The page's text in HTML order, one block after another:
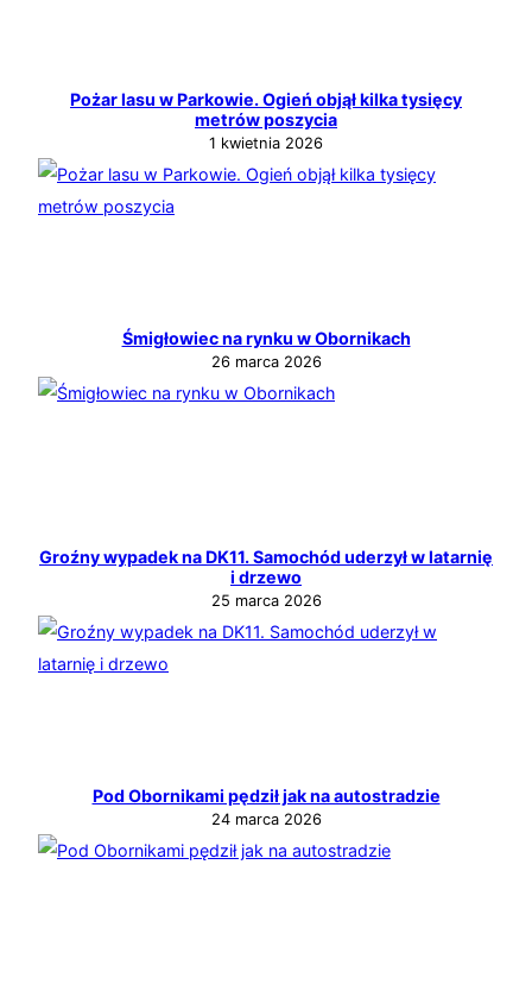
Pożar lasu w Parkowie. Ogień objął kilka tysięcy
metrów poszycia
1 kwietnia 2026
Śmigłowiec na rynku w Obornikach
26 marca 2026
Groźny wypadek na DK11. Samochód uderzył w latarnię
i drzewo
25 marca 2026
Pod Obornikami pędził jak na autostradzie
24 marca 2026